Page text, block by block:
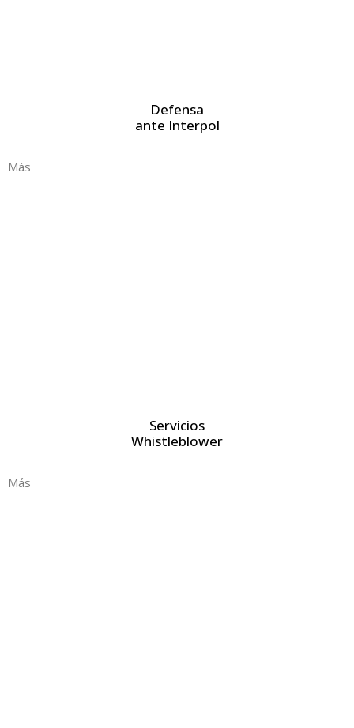
Defensa
ante Interpol
Más
Servicios
Whistleblower
Más